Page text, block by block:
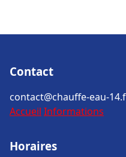
Contact
contact@chauffe-eau-
Accueil Informations
Horaires